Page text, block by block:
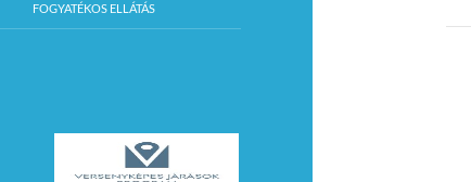
FOGYATÉKOS ELLÁTÁS